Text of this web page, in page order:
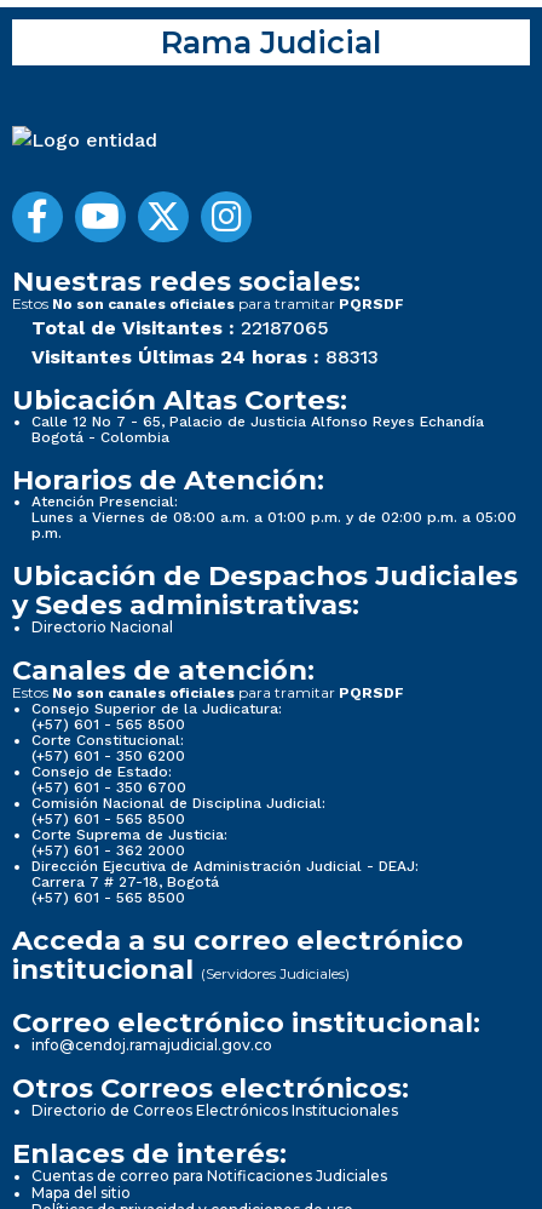
Rama Judicial
Nuestras redes sociales:
Estos No son canales oficiales para tramitar PQRSDF
Total de Visitantes : 22187065
Visitantes Últimas 24 horas : 88313
Ubicación Altas Cortes:
Calle 12 No 7 - 65, Palacio de Justicia Alfonso Reyes Echandía
Bogotá - Colombia
Horarios de Atención:
Atención Presencial:
Lunes a Viernes de 08:00 a.m. a 01:00 p.m. y de 02:00 p.m. a 05:00
p.m.
Ubicación de Despachos Judiciales
y Sedes administrativas:
Directorio Nacional
Canales de atención:
Estos No son canales oficiales para tramitar PQRSDF
Consejo Superior de la Judicatura:
(+57) 601 - 565 8500
Corte Constitucional:
(+57) 601 - 350 6200
Consejo de Estado:
(+57) 601 - 350 6700
Comisión Nacional de Disciplina Judicial:
(+57) 601 - 565 8500
Corte Suprema de Justicia:
(+57) 601 - 362 2000
Dirección Ejecutiva de Administración Judicial - DEAJ:
Carrera 7 # 27-18, Bogotá
(+57) 601 - 565 8500
Acceda a su correo electrónico
institucional (Servidores Judiciales)
Correo electrónico institucional:
info@cendoj.ramajudicial.gov.co
Otros Correos electrónicos:
Directorio de Correos Electrónicos Institucionales
Enlaces de interés:
Cuentas de correo para Notificaciones Judiciales
Mapa del sitio